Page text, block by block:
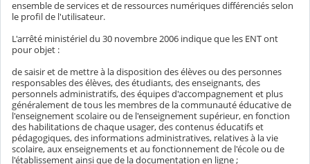
ensemble de services et de ressources numériques différenciés selon
le profil de l'utilisateur.
L'arrêté ministériel du 30 novembre 2006 indique que les ENT ont
pour objet :
de saisir et de mettre à la disposition des élèves ou des personnes
responsables des élèves, des étudiants, des enseignants, des
personnels administratifs, des équipes d'accompagnement et plus
généralement de tous les membres de la communauté éducative de
l'enseignement scolaire ou de l'enseignement supérieur, en fonction
des habilitations de chaque usager, des contenus éducatifs et
pédagogiques, des informations administratives, relatives à la vie
scolaire, aux enseignements et au fonctionnement de l'école ou de
l'établissement ainsi que de la documentation en ligne ;